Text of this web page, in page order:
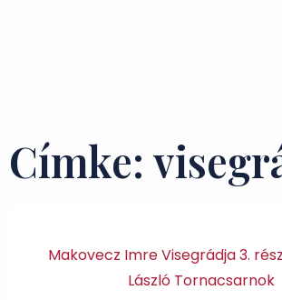
Címke:
Makovecz Imre Visegrádja 3.
László Tornacsarnok